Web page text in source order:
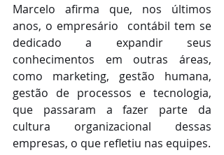
Marcelo afirma que, nos últimos
anos, o empresário  contábil tem se
dedicado a expandir seus
conhecimentos em outras áreas,
como marketing, gestão humana,
gestão de processos e tecnologia,
que passaram a fazer parte da
cultura organizacional dessas